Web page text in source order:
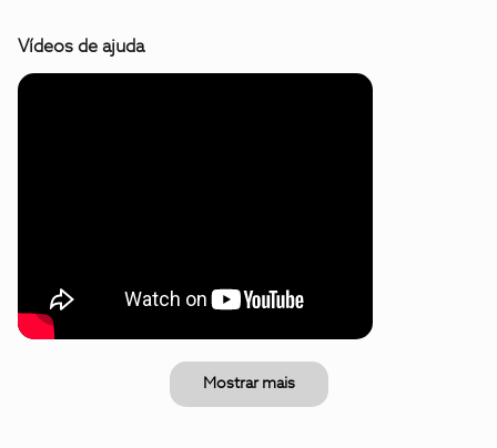
Vídeos de ajuda
Mostrar mais